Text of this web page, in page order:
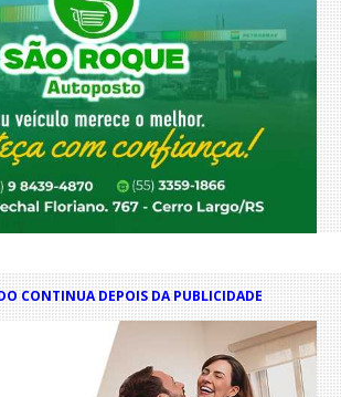
CONTINUA DEPOIS DA PUBLICIDADE